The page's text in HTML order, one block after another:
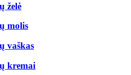
želė
molis
vaškas
kremai